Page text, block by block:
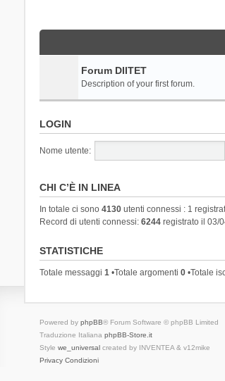
Forum DIITET
Description of your first forum.
LOGIN
Nome utente:
CHI C’È IN LINEA
In totale ci sono 4130utenti connessi : 1
Record di utenti connessi: 6244registrato il 03/
STATISTICHE
Totale messaggi 1•Totale argomenti 0•Totale
Powered by phpBB® Forum Software © phpBB Limited
Traduzione Italiana phpBB-Store.it
Style we_universalcreated by INVENTEA & v12mike
Privacy Condizioni